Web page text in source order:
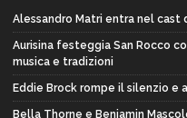
Alessandro Matri entra nel cast
Aurisina festeggia San Rocco
musica e tradizioni
Eddie Brock rompe il silenzio e
Bella Thorne e Benjamin